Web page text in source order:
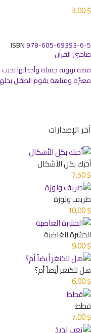
آخر الإصدارات
أحبك بكل الأشكال
7.50$
طريف ولوزة
10.00$
الحشرة الغاضبة
9.00$
هل للكنغر أيضاً أم؟
6.00$
قطط
7.00$
3.00$
ISBN978-605-69393-6-5
صاحبي القرآن
قصة تربوية جميلة وأحداثها
معبرّة ومتاهة يقوم الطفل